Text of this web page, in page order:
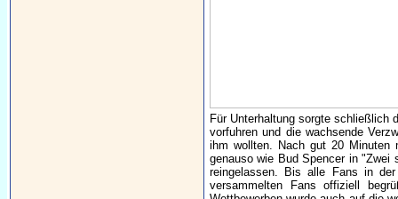
Für Unterhaltung sorgte schließlich
vorfuhren und die wachsende
ihm wollten. Nach gut 20
genauso wie Bud Spencer in
reingelassen. Bis alle Fans in
versammelten Fans offiziell